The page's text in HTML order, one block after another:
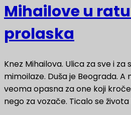
Mihailove u
prolaska
Knez Mihailova. Ulica za sve i za
mimoilaze. Duša je Beograda.
veoma opasna za one koji
nego za vozače. Ticalo se